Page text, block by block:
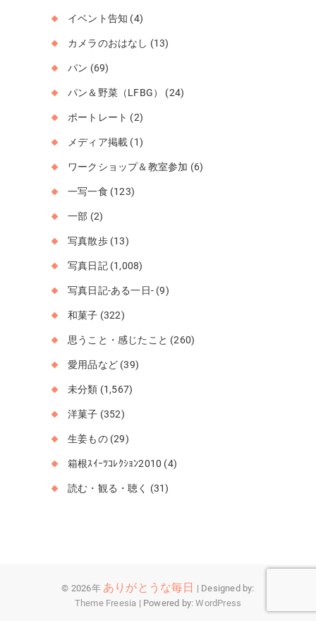
イベント告知 (4)
カメラのおはなし (13)
パン (69)
パン＆野菜（LFBG） (24)
ポートレート (2)
メディア掲載 (1)
ワークショップ＆教室参加 (6)
一写一食 (123)
一部 (2)
写真散歩(13)
写真日記(1,008)
写真日記-ある一日- (9)
和菓子 (322)
思うこと・感じたこと (260)
愛用品など (39)
未分類 (1,567)
洋菓子 (352)
生姜もの(29)
箱根ｽｲｰﾂｺﾚｸｼｮﾝ2010 (4)
読む・観る・聴く (31)
© 2026年 ありがとうな毎日 | Designed by:
Theme Freesia | Powered by:WordPress